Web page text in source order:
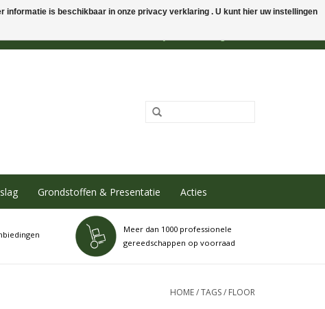
Grondstoffen & Presentatie Acties
Meer dan 1000 professionele
gereedschappen op voorraad
HOME/TAGS/ FLOOR
is beschikbaar in onze privacy verklaring . U kunt hier uw instellingen